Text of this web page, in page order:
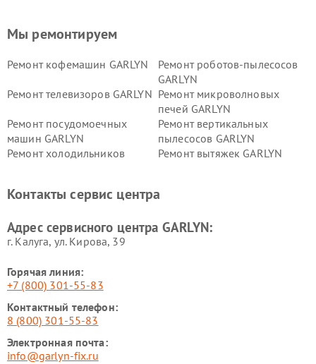
Мы ремонтируем
Ремонт кофемашин GARLYN
Ремонт роботов-пылесосов
GARLYN
Ремонт телевизоров GARLYN Ремонт микроволновых
печей GARLYN
Ремонт посудомоечных
машин GARLYN
Ремонт вертикальных
пылесосов GARLYN
Ремонт холодильников
Ремонт вытяжек GARLYN
стеклоочистителей GARLYN
GARLYN
GARLYN
Контакты сервис центра
Адрес сервисного центра GARLYN:
г. Калуга, ул. Кирова, 39
Горячая линия:
+7 (800) 301-55-83
Контактный телефон:
8 (800) 301-55-83
Электронная почта:
info@garlyn-fix.ru